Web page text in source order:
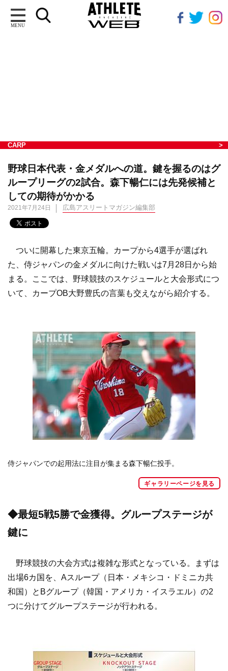
MENU
CARP
野球日本代表・金メダルへの道。鍵を握るのはグ
ループリーグの2試合。森下暢仁には先発候補と
しての期待がかかる
2021年7月24日 広島アスリートマガジン編集部
ついに開幕した東京五輪。カープから4選手が選ばれ
た、侍ジャパンの金メダルに向けた戦いは7月28日から始
まる。ここでは、野球競技のスケジュールと大会形式につ
いて、カープOB大野豊氏の言葉も交えながら紹介する。
侍ジャパンでの起用法に注目が集まる森下暢仁投手。
ギャラリーページを見る
◆最短5戦5勝で金獲得。グループステージが
鍵に
野球競技の大会方式は複雑な形式となっている。まずは
出場6カ国を、Aスループ（日本・メキシコ・ドミニカ共
和国）とBグループ（韓国・アメリカ・イスラエル）の2
つに分けてグループステージが行われる。